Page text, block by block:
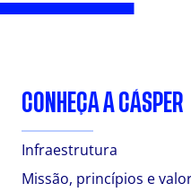
CONHEÇA A CÁSPER
Infraestrutura
Missão, princípios e